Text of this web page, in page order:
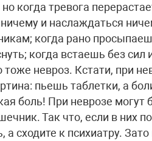
когда тревога
и наслаждаться
когда рано
когда встаешь без сил
тоже невроз. Кстати, при
пьешь таблетки, а
боль! При неврозе
Так что, если в них
а сходите к психиатру.